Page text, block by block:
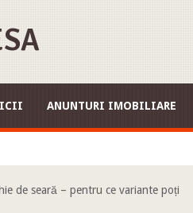
ANUNTURI IMOBILIARE
de seară – pentru ce variante poți